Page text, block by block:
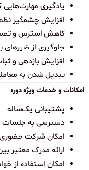
یادگیری مهارت‌هایی که ۹۰٪ معامله‌گران فاقد آن
افزایش چشمگیر
کاهش استرس و
جلوگیری از ضررهای
افزایش بازدهی و
تبدیل شدن به
امکانات و خدمات ویژه دوره
پشتیبانی یک‌ساله
دسترسی به جلسات
امکان شرکت حضوری
ارائه مدرک معتبر
امکان استفاده از